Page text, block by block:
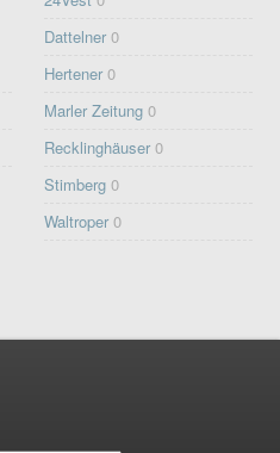
Dattelner 0
Hertener 0
Marler Zeitung 0
Recklinghäuser 0
Stimberg 0
Waltroper 0